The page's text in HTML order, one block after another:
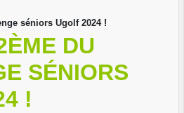
séniors Ugolf 2024 !
DU
SÉNIORS
!